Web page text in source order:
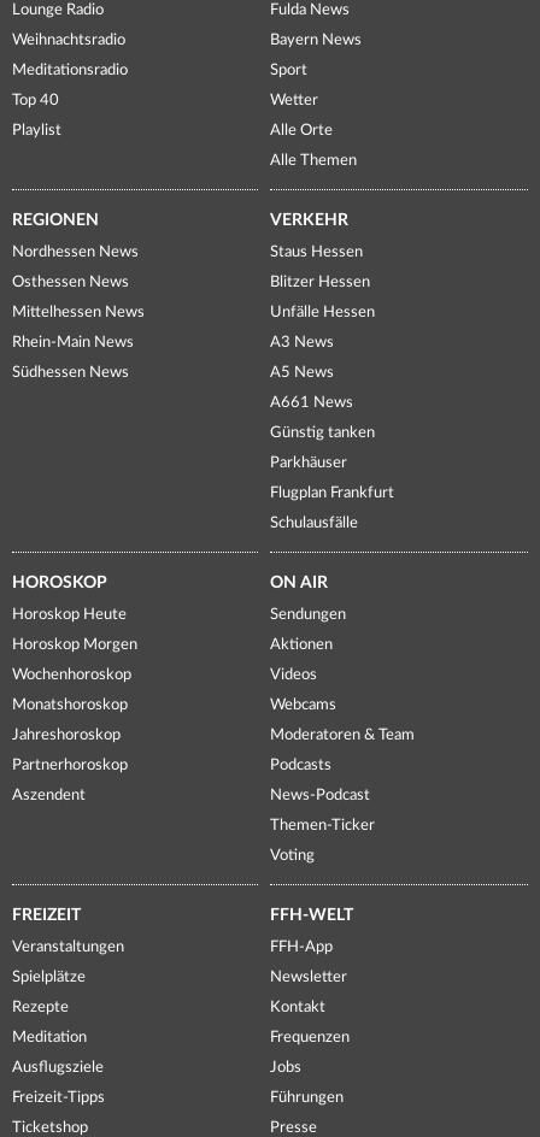
Lounge Radio
Weihnachtsradio
Meditationsradio
Top 40
Playlist
Fulda News
Bayern News
Sport
Wetter
Alle Orte
Alle Themen
REGIONEN
Nordhessen News
Osthessen News
Mittelhessen News
Rhein-Main News
Südhessen News
VERKEHR
Staus Hessen
Blitzer Hessen
Unfälle Hessen
A3 News
A5 News
A661 News
Günstig tanken
Parkhäuser
Flugplan Frankfurt
Schulausfälle
HOROSKOP
Horoskop Heute
Horoskop Morgen
Wochenhoroskop
Monatshoroskop
Jahreshoroskop
Partnerhoroskop
Aszendent
ON AIR
Sendungen
Aktionen
Videos
Webcams
Moderatoren & Team
Podcasts
News-Podcast
Themen-Ticker
Voting
FREIZEIT
Veranstaltungen
Spielplätze
Rezepte
Meditation
Ausflugsziele
Freizeit-Tipps
Ticketshop
FFH-WELT
FFH-App
Newsletter
Kontakt
Frequenzen
Jobs
Führungen
Presse